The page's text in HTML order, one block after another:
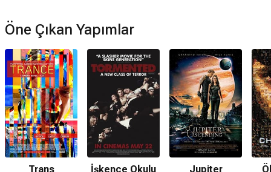
Öne Çıkan Yapımlar
Trans İşkence Okulu
Jupiter